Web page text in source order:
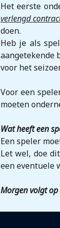
Het eerste
verlengd
doen.
Heb je als
aangetekende
voor het
Voor een
moeten
Wat heeft een
Een speler
Let wel, doe
een eventuele
Morgen volgt